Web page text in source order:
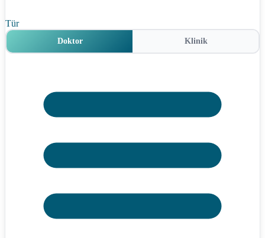
Tür
Doktor Klinik